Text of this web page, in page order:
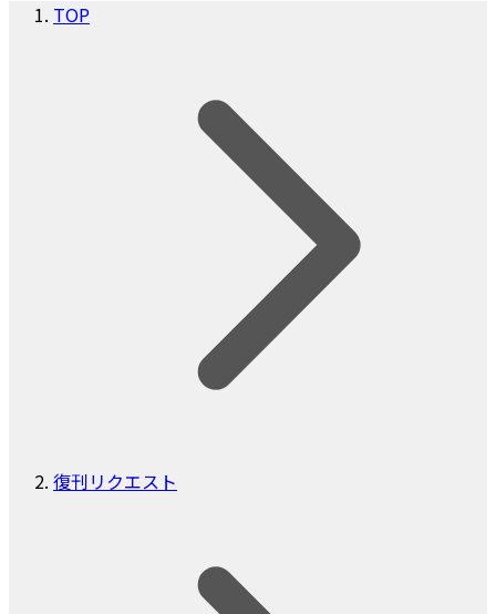
TOP
復刊リクエスト